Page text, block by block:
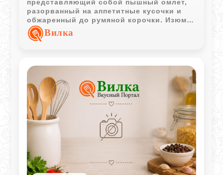
представляющий собой пышный омлет,
разорванный на аппетитные кусочки и
обжаренный до румяной корочки. Изюм и
корица придают ему особый домашний
аромат.Вилка